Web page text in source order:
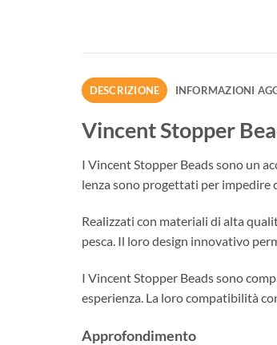
DESCRIZIONE INFORMAZIONI
Vincent Stopper
I Vincent Stopper Beads sono un
lenza sono progettati per impedire
Realizzati con materiali di alta
pesca. Il loro design innovativo
I Vincent Stopper Beads sono
esperienza. La loro compatibilità
Approfondimento